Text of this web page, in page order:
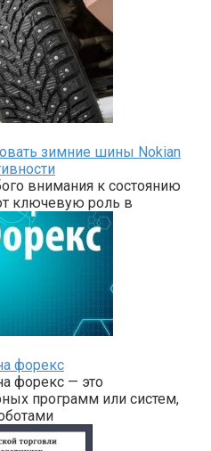
зимние шины Nokian
внимания к состоянию
ключевую роль в
форекс
форекс — это
программ или систем,